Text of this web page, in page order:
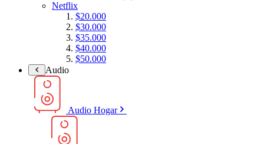
Netflix
$20.000
$30.000
$35.000
$40.000
$50.000
Audio
Audio Hogar